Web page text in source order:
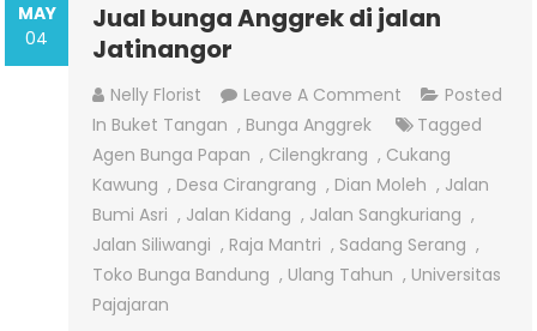
MAY
04
Jual bunga Anggrek di jalan
Jatinangor
Nelly Florist Leave A Comment On
Jual
Bunga
Anggrek
Di
Jalan
Jatinangor
Posted
In Buket Tangan , Bunga Anggrek
Tagged
Agen Bunga Papan , Cilengkrang , Cukang
Kawung , Desa Cirangrang , Dian Moleh , Jalan
Bumi Asri , Jalan Kidang , Jalan Sangkuriang ,
Jalan Siliwangi , Raja Mantri , Sadang Serang ,
Toko Bunga Bandung , Ulang Tahun , Universitas
Pajajaran